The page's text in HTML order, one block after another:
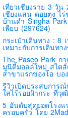
เที่ยวเชียงราย 3 วั
เชียงแสน ดอยตุง ไ
บ้านดำ Singha
เพียบ (297624)
กระเป๋าเดินทาง : 8
เหมาะกับการเดินท
The Paseo Park ก
มูนิตี้มอลล์ใหม่ สไต
สาขาแรกของโอ บอ
รีวิวเปิดประสบการ
ใสไร้รอยฝ้ากระ ที่วุ
5 อันดับสุดยอดโรง
ครอบครัว โดย